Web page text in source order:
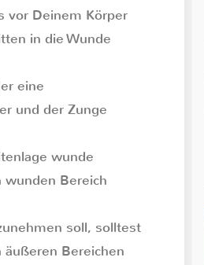
vor Deinem Körper
in die Wunde
eine
und der Zunge
wunde
wunden Bereich
soll, solltest
Bereichen